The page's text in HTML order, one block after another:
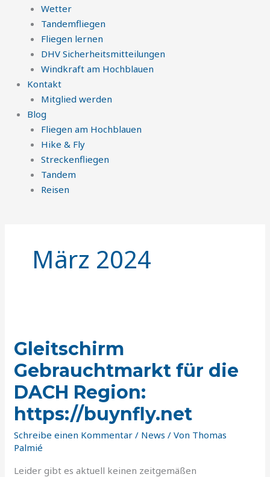
Wetter
Tandemfliegen
Fliegen lernen
DHV Sicherheitsmitteilungen
Windkraft am Hochblauen
Kontakt
Mitglied werden
Blog
Fliegen am Hochblauen
Hike & Fly
Streckenfliegen
Tandem
Reisen
März 2024
Gleitschirm
Gebrauchtmarkt für die
DACH Region:
https://buynfly.net
Schreibe einen Kommentar / News / Von Thomas
Palmié
Leider gibt es aktuell keinen zeitgemäßen
für
die
DACH
Region:
https://buynfly.net